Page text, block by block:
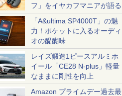
フ」をイヤカフマニアが語る
「A&ultima SP4000T」の魅
力！ポケットに入るオーディ
オの醍醐味
レイズ鍛造1ピースアルミホ
イール「CE28 N-plus」軽量
なままに剛性を向上
Amazon プライムデー過去最